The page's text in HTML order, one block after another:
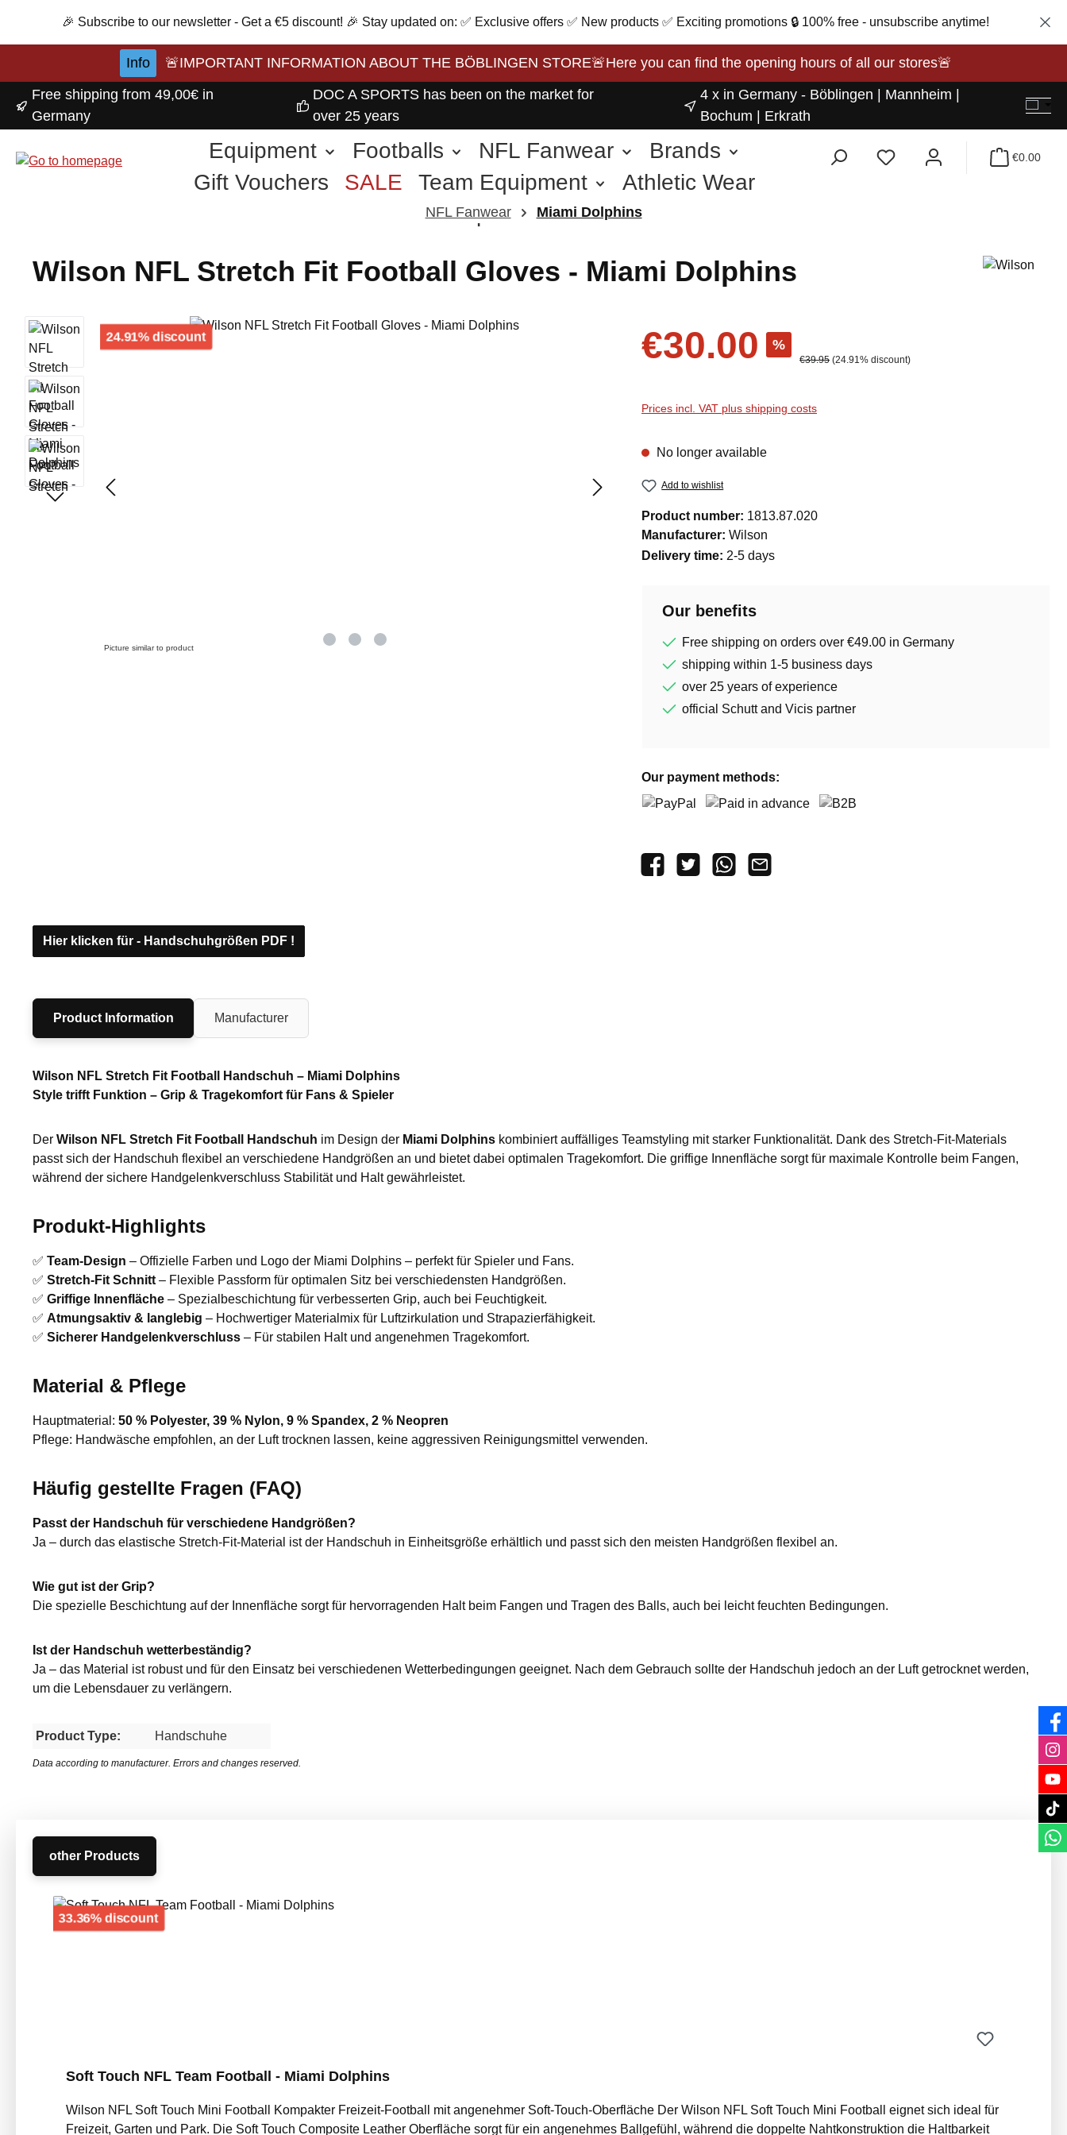
to main content
Skip to search
Skip to main navigation
🎉 Subscribe to our newsletter - Get a €5 discount! 🎉 Stay updated on: ✅ Exclusive offers ✅ New products ✅ Exciting promotions 🔒 100% free - unsubscribe anytime!
Info
🚨IMPORTANT INFORMATION ABOUT THE BÖBLINGEN STORE🚨Here you can find the opening hours of all our stores🚨
Free shipping from 49,00€ in
Germany
DOC A SPORTS has been on the market for
over 25 years
4 x in Germany - Böblingen | Mannheim |
Bochum | Erkrath
Equipment Footballs NFL Fanwear
Brands
Gift Vouchers
SALE Team Equipment
Athletic Wear
other Sports
€0.00
NFL Fanwear Miami Dolphins
Wilson NFL Stretch Fit Football Gloves - Miami Dolphins
Skip image gallery
24.91% discount
Picture similar to product
€30.00 %
Regular price:
€39.95 (24.91% discount)
Prices incl. VAT plus shipping costs
No longer available
Add to wishlist
Product number: 1813.87.020
Manufacturer: Wilson
Delivery time: 2-5 days
Our benefits
Free shipping on orders over €49.00 in Germany
shipping within 1-5 business days
over 25 years of experience
official Schutt and Vicis partner
Our payment methods:
Hier klicken für - Handschuhgrößen PDF !
Product Information Manufacturer
Wilson NFL Stretch Fit Football Handschuh – Miami Dolphins
Style trifft Funktion – Grip & Tragekomfort für Fans & Spieler
Der Wilson NFL Stretch Fit Football Handschuh im Design der Miami Dolphins kombiniert auffälliges Teamstyling mit starker Funktionalität. Dank des Stretch-Fit-Materials
passt sich der Handschuh flexibel an verschiedene Handgrößen an und bietet dabei optimalen Tragekomfort. Die griffige Innenfläche sorgt für maximale Kontrolle beim Fangen,
während der sichere Handgelenkverschluss Stabilität und Halt gewährleistet.
Produkt-Highlights
✅ Team-Design – Offizielle Farben und Logo der Miami Dolphins – perfekt für Spieler und Fans.
✅ Stretch-Fit Schnitt – Flexible Passform für optimalen Sitz bei verschiedensten Handgrößen.
✅ Griffige Innenfläche – Spezialbeschichtung für verbesserten Grip, auch bei Feuchtigkeit.
✅ Atmungsaktiv & langlebig – Hochwertiger Materialmix für Luftzirkulation und Strapazierfähigkeit.
✅ Sicherer Handgelenkverschluss – Für stabilen Halt und angenehmen Tragekomfort.
Material & Pflege
Hauptmaterial: 50 % Polyester, 39 % Nylon, 9 % Spandex, 2 % Neopren
Pflege: Handwäsche empfohlen, an der Luft trocknen lassen, keine aggressiven Reinigungsmittel verwenden.
Häufig gestellte Fragen (FAQ)
Passt der Handschuh für verschiedene Handgrößen?
Ja – durch das elastische Stretch-Fit-Material ist der Handschuh in Einheitsgröße erhältlich und passt sich den meisten Handgrößen flexibel an.
Wie gut ist der Grip?
Die spezielle Beschichtung auf der Innenfläche sorgt für hervorragenden Halt beim Fangen und Tragen des Balls, auch bei leicht feuchten Bedingungen.
Ist der Handschuh wetterbeständig?
Ja – das Material ist robust und für den Einsatz bei verschiedenen Wetterbedingungen geeignet. Nach dem Gebrauch sollte der Handschuh jedoch an der Luft getrocknet werden,
um die Lebensdauer zu verlängern.
Product Type: Handschuhe
Data according to manufacturer. Errors and changes reserved.
other Products
Skip product gallery
33.36% discount
Soft Touch NFL Team Football - Miami Dolphins
Wilson NFL Soft Touch Mini Football Kompakter Freizeit-Football mit angenehmer Soft-Touch-Oberfläche Der Wilson NFL Soft Touch Mini Football eignet sich ideal für
Freizeit, Garten und Park. Die Soft Touch Composite Leather Oberfläche sorgt für ein angenehmes Ballgefühl, während die doppelte Nahtkonstruktion die Haltbarkeit